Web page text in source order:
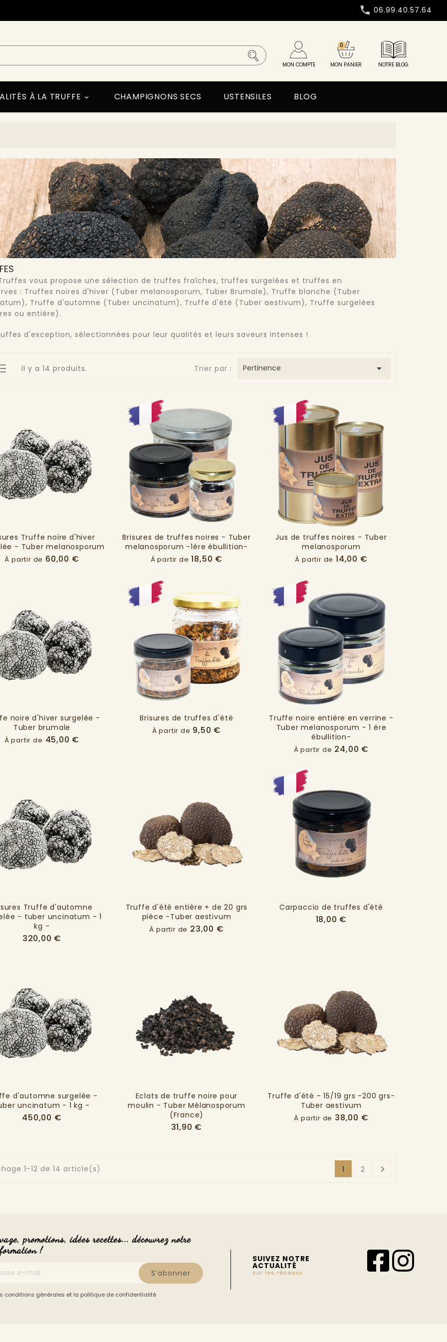
 06.99.40.57.64
MON COMPTE MON PANIER
0
NOTRE BLOG

À LA TRUFFE CHAMPIGNONS SECS USTENSILES BLOG
vous propose une sélection de truffes fraîches, truffes surgelées et truffes en
: Truffes noires d'hiver (Tuber melanosporum, Tuber Brumale), Truffe blanche (Tuber
Truffe d'automne (Tuber uncinatum), Truffe d'été (Tuber aestivum), Truffe surgelées
ou entière).
d'exception, sélectionnées pour leur qualités et leurs saveurs intenses !
Il y a 14 produits. Trier par : Pertinence 
Truffe noire d'hiver
- Tuber melanosporum
À partir de 60,00 €
Brisures de truffes noires - Tuber
melanosporum -1ére ébullition-
À partir de 18,50 €
Jus de truffes noires - Tuber
melanosporum
À partir de 14,00 €
noire d'hiver surgelée -
Tuber brumale
À partir de 45,00 €
Brisures de truffes d'été
À partir de 9,50 €
Truffe noire entière en verrine -
Tuber melanosporum - 1 ére
ébullition-
À partir de 24,00 €
Truffe d'automne
- tuber uncinatum - 1
kg -
320,00 €
Truffe d'été entière + de 20 grs
pièce -Tuber aestivum
À partir de 23,00 €
Carpaccio de truffes d'été
18,00 €
d'automne surgelée -
uncinatum - 1 kg -
450,00 €
Eclats de truffe noire pour
moulin - Tuber Mélanosporum
(France)
31,90 €
Truffe d'été - 15/19 grs -200 grs-
Tuber aestivum
À partir de 38,00 €
1-12 de 14 article(s) 1 2 
promotions, idées recettes... découvrez notre
!
S’abonner
conditions générales et la politique de confidentialité
SUIVEZ NOTRE
ACTUALITÉ
sur les réseaux